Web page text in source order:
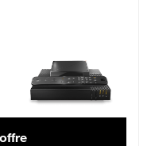
Lite Fibre